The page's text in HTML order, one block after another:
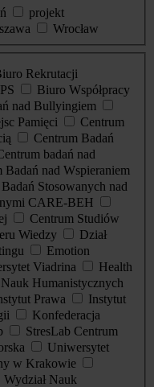
projekt
Wrocław
Rekrutacji
Biuro Współpracy
nad Bullyingiem
Pamięci
Centrum
Centrum Badań
badań nad
Badań nad Wspieraniem
Stosowanych nad
CARE-BEH
Centrum Studiów
Wiedzy
Dział
Emotion
Viadrina
Health
Humanistycznych
Prawa
Instytut
Konfederacja
StresLab Centrum
Uniwersytet
w Krakowie
Wydział Nauk